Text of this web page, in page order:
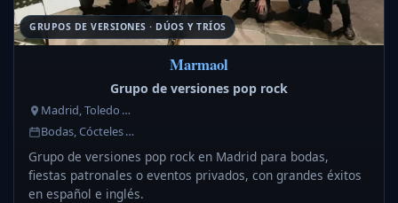
GRUPOS DE VERSIONES · DÚOS Y TRÍOS
Marmaol
Grupo de versiones pop rock
Madrid, Toledo …
Bodas, Cócteles …
Grupo de versiones pop rock en Madrid para bodas,
fiestas patronales o eventos privados, con grandes éxitos
en español e inglés.